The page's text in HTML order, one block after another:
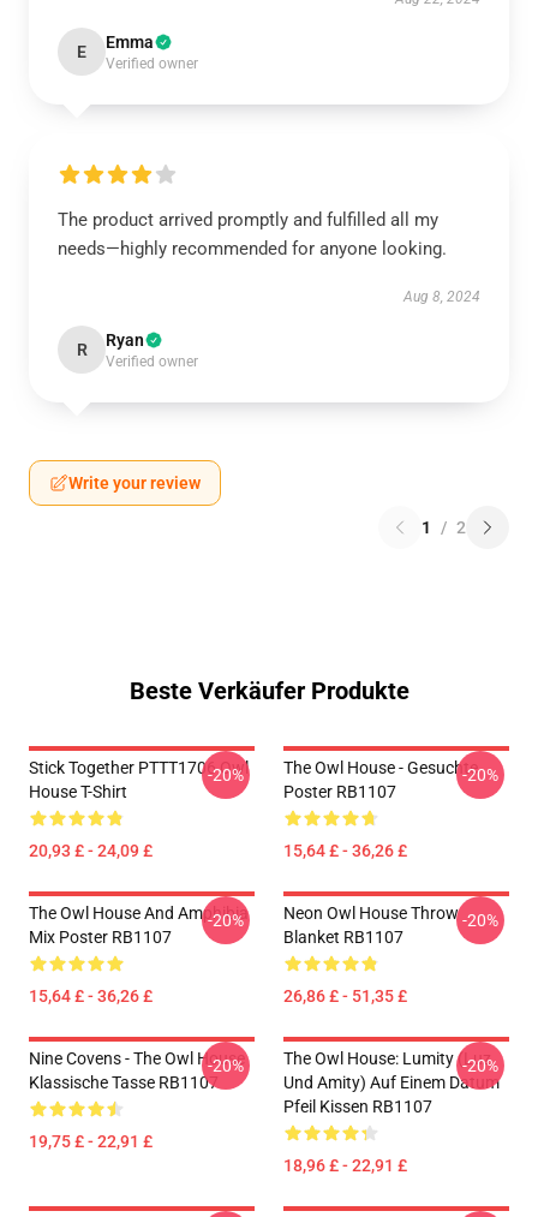
E Emma
Verified owner
The product arrived promptly and fulfilled all my
needs—highly recommended for anyone looking.
Aug 8, 2024
R Ryan
Verified owner
Write your review
1 / 2
Beste Verkäufer Produkte
Stick Together PTTT1706 Owl
House T-Shirt
20,93 £ - 24,09 £
-20%
The Owl House - Gesuchte
Poster RB1107
15,64 £ - 36,26 £
-20%
The Owl House And Amphibia
Mix Poster RB1107
15,64 £ - 36,26 £
-20%
Neon Owl House Throw
Blanket RB1107
26,86 £ - 51,35 £
-20%
Nine Covens - The Owl House
Klassische Tasse RB1107
19,75 £ - 22,91 £
-20%
The Owl House: Lumity (Luz
Und Amity) Auf Einem Datum
Pfeil Kissen RB1107
18,96 £ - 22,91 £
-20%